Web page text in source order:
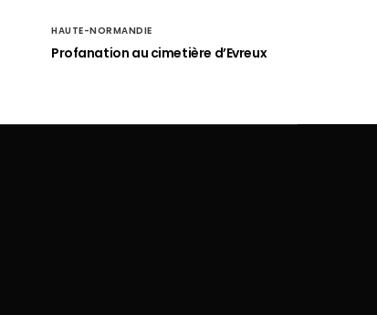
HAUTE-NORMANDIE
Profanation au cimetière d’Evreux